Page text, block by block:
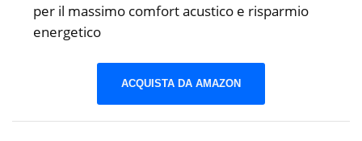
per il massimo comfort acustico e risparmio
energetico
ACQUISTA DA AMAZON